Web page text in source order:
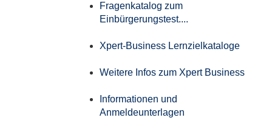
Fragenkatalog zum
Einbürgerungstest....
Xpert-Business Lernzielkataloge
Weitere Infos zum Xpert Business
Informationen und
Anmeldeunterlagen